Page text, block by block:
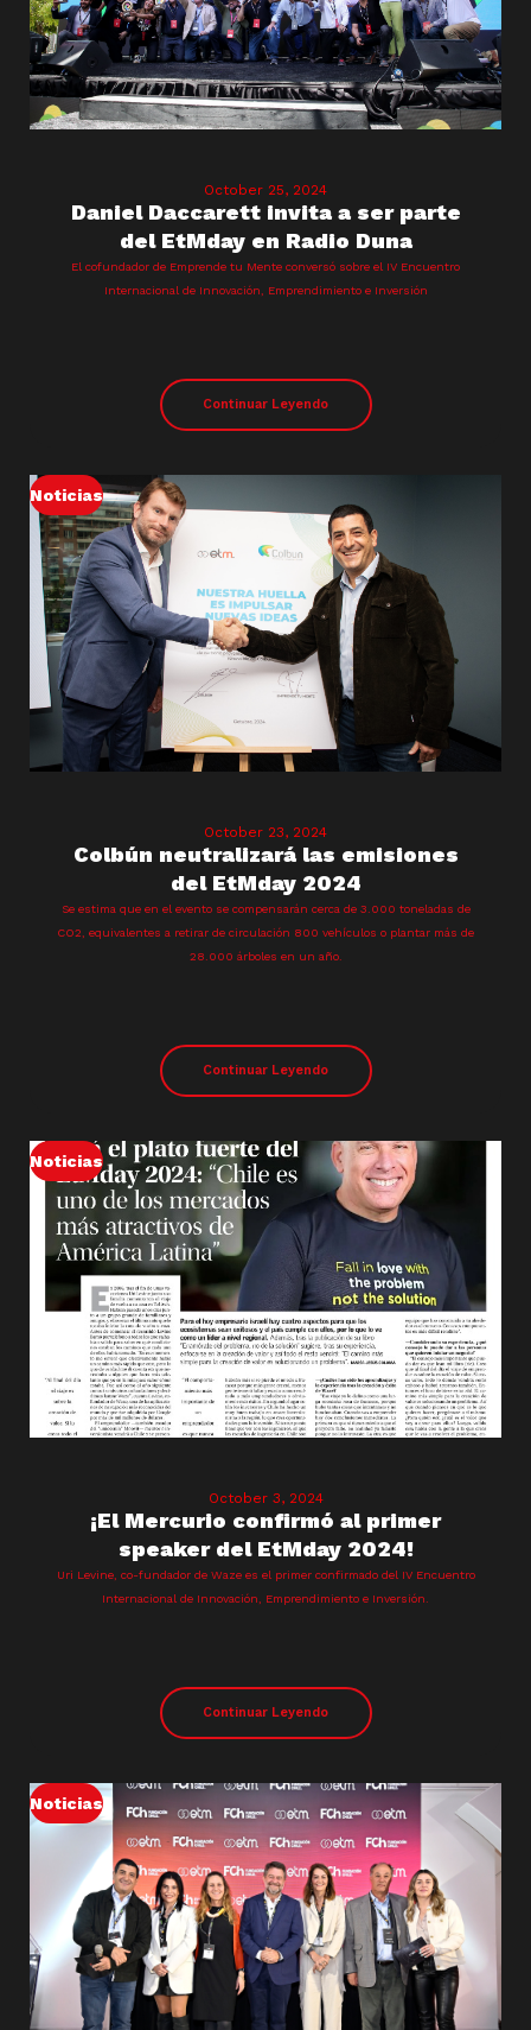
October 25, 2024
Daniel Daccarett invita a ser parte
del EtMday en Radio Duna
El cofundador de Emprende tu Mente conversó sobre el IV Encuentro
Internacional de Innovación, Emprendimiento e Inversión
Continuar Leyendo
Noticias
October 23, 2024
Colbún neutralizará las emisiones
del EtMday 2024
Se estima que en el evento se compensarán cerca de 3.000 toneladas de
CO2, equivalentes a retirar de circulación 800 vehículos o plantar más de
28.000 árboles en un año.
Continuar Leyendo
Noticias
October 3, 2024
¡El Mercurio confirmó al primer
speaker del EtMday 2024!
Uri Levine, co-fundador de Waze es el primer confirmado del IV Encuentro
Internacional de Innovación, Emprendimiento e Inversión.
Continuar Leyendo
Noticias